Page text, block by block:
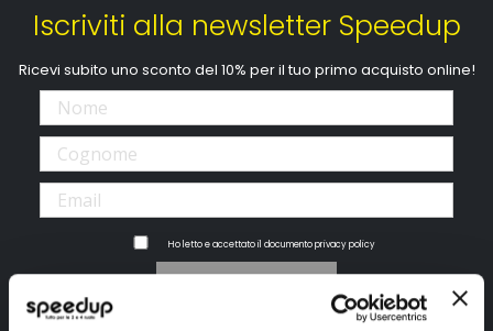
Iscriviti alla newsletter Speedup
Ricevi subito uno sconto del 10% per il tuo primo acquisto online!
Ho letto e accettato il documentoprivacy policy